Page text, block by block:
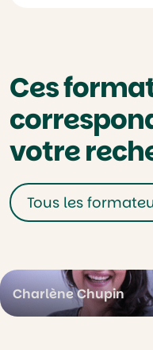
Ces
votre
Tous les
Charlène Chupin